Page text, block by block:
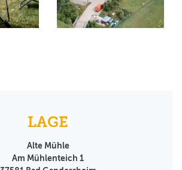
LAGE
Alte Mühle
Am Mühlenteich 1